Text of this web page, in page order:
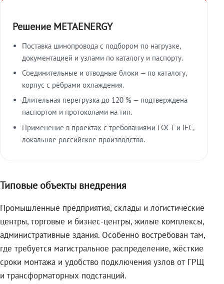
Решение METAENERGY
Поставка шинопровода с подбором по нагрузке,
документацией и узлами по каталогу и паспорту.
Соединительные и отводные блоки — по каталогу,
корпус с рёбрами охлаждения.
Длительная перегрузка до 120 % — подтверждена
паспортом и протоколами на тип.
Применение в проектах с требованиями ГОСТ и IEC,
локальное российское производство.
Типовые объекты внедрения
Промышленные предприятия, склады и логистические
центры, торговые и бизнес-центры, жилые комплексы,
административные здания. Особенно востребован там,
где требуется магистральное распределение, жёсткие
сроки монтажа и удобство подключения узлов от ГРЩ
и трансформаторных подстанций.